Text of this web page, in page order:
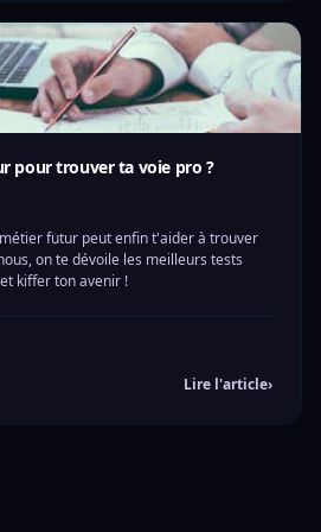
pour trouver ta voie pro ?
futur peut enfin t'aider à trouver
on te dévoile les meilleurs tests
kiffer ton avenir !
Lire l'article›